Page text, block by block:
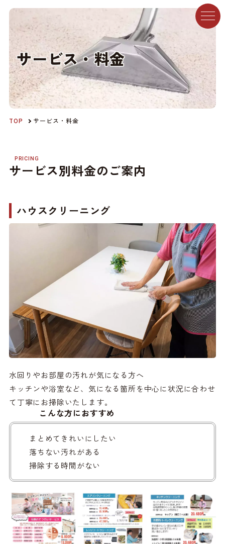
サービス・料金
TOP サービス・料金
PRICING
サービス別料金のご案内
ハウスクリーニング
水回りやお部屋の汚れが気になる方へ
キッチンや浴室など、気になる箇所を中心に状況に合わせ
て丁寧にお掃除いたします。
こんな方におすすめ
まとめてきれいにしたい
落ちない汚れがある
掃除する時間がない